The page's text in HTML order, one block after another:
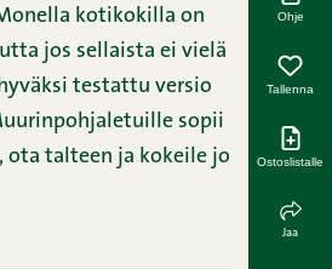
kotikokilla on
jos sellaista ei vielä
testattu versio
sopii
ota talteen ja kokeile jo
Ohje
Tallenna
Ostoslistalle
Jaa